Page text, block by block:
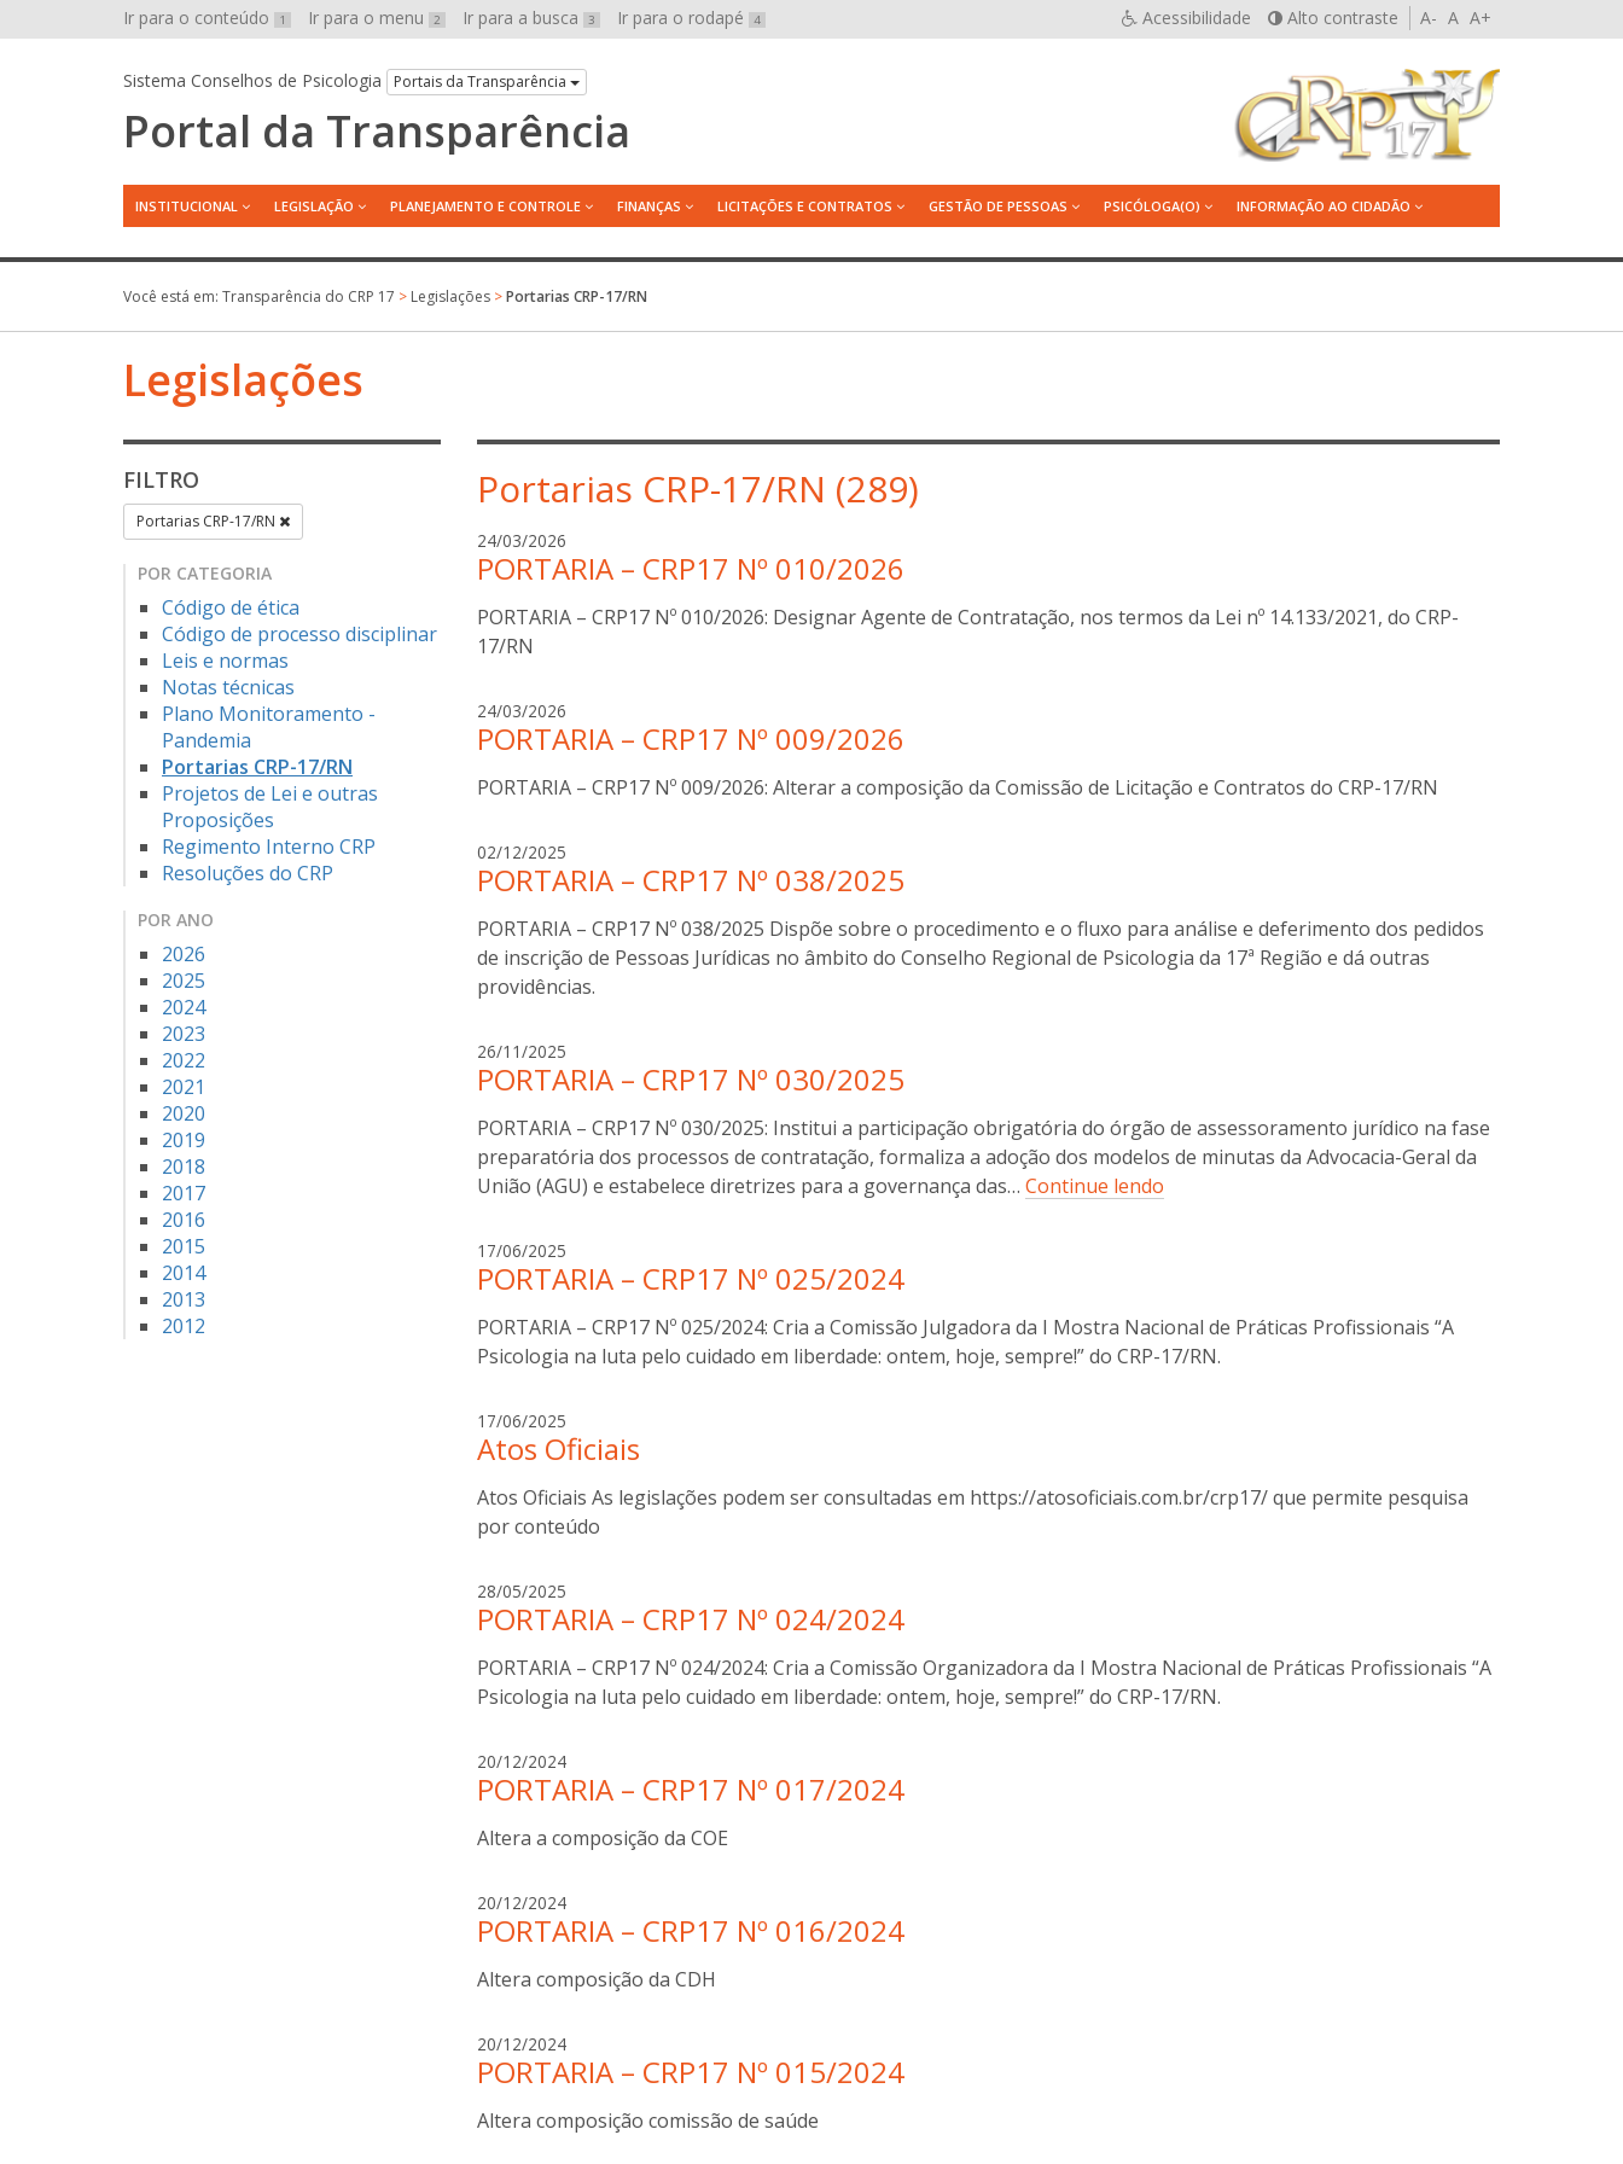
Ir para o conteúdo 1 Ir para o menu 2 Ir para a busca 3 Ir para o rodapé 4 Acessibilidade Alto contraste A- A A+
Sistema Conselhos de Psicologia Portais da Transparência
Portal da Transparência
INSTITUCIONAL LEGISLAÇÃO PLANEJAMENTO E CONTROLE FINANÇAS LICITAÇÕES E CONTRATOS GESTÃO DE PESSOAS PSICÓLOGA(O) INFORMAÇÃO AO CIDADÃO
Você está em: Transparência do CRP 17 > Legislações >Portarias CRP-17/RN
Legislações
FILTRO
Portarias CRP-17/RN
POR CATEGORIA
Código de ética
Código de processo disciplinar
Leis e normas
Notas técnicas
Plano Monitoramento -
Pandemia
Portarias CRP-17/RN
Projetos de Lei e outras
Proposições
Regimento Interno CRP
Resoluções do CRP
POR ANO
2026
2025
2024
2023
2022
2021
2020
2019
2018
2017
2016
2015
2014
2013
2012
Portarias CRP-17/RN (289)
24/03/2026a
n
b
i
n
i
PORTARIA – CRP17 Nº 010/2026
PORTARIA – CRP17 Nº 010/2026: Designar Agente de Contratação, nos termos da Lei nº 14.133/2021, do CRP-
17/RN
24/03/2026a
n
b
t
i
n
i
PORTARIA – CRP17 Nº 009/2026
PORTARIA – CRP17 Nº 009/2026: Alterar a composição da Comissão de Licitação e Contratos do CRP-17/RN
02/12/2025a
n
b
o
t
n
i
PORTARIA – CRP17 Nº 038/2025
PORTARIA – CRP17 Nº 038/2025 Dispõe sobre o procedimento e o fluxo para análise e deferimento dos pedidos
de inscrição de Pessoas Jurídicas no âmbito do Conselho Regional de Psicologia da 17ª Região e dá outras
providências.
26/11/2025a
n
b
o
t
n
i
PORTARIA – CRP17 Nº 030/2025
PORTARIA – CRP17 Nº 030/2025: Institui a participação obrigatória do órgão de assessoramento jurídico na fase
preparatória dos processos de contratação, formaliza a adoção dos modelos de minutas da Advocacia-Geral da
União (AGU) e estabelece diretrizes para a governança das… Continue lendo
17/06/2025a
n
b
o
i
n
i
PORTARIA – CRP17 Nº 025/2024
PORTARIA – CRP17 Nº 025/2024: Cria a Comissão Julgadora da I Mostra Nacional de Práticas Profissionais “A
Psicologia na luta pelo cuidado em liberdade: ontem, hoje, sempre!” do CRP-17/RN.
17/06/2025a
n
b
o
i
n
i
Atos Oficiais
Atos Oficiais As legislações podem ser consultadas em https://atosoficiais.com.br/crp17/ que permite pesquisa
por conteúdo
28/05/2025a
n
b
o
i
n
i
PORTARIA – CRP17 Nº 024/2024
PORTARIA – CRP17 Nº 024/2024: Cria a Comissão Organizadora da I Mostra Nacional de Práticas Profissionais “A
Psicologia na luta pelo cuidado em liberdade: ontem, hoje, sempre!” do CRP-17/RN.
20/12/2024a
n
b
t
i
n
PORTARIA – CRP17 Nº 017/2024
Altera a composição da COE
20/12/2024a
n
b
t
i
n
PORTARIA – CRP17 Nº 016/2024
Altera composição da CDH
20/12/2024a
n
b
PORTARIA – CRP17 Nº 015/2024
Altera composição comissão de saúde